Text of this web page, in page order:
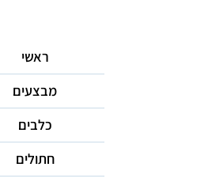
ראשי
מבצעים
כלבים
חתולים